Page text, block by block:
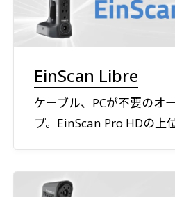
EinScan Libre
ケーブル、PCが不要のオ
プ。EinScan Pro HDの上